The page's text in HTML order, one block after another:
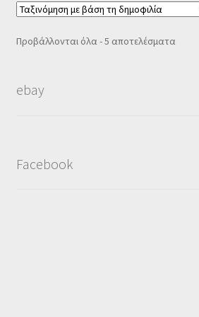
Προβάλλονται όλα - 5 αποτελέσματαSorted
ebay
Facebook